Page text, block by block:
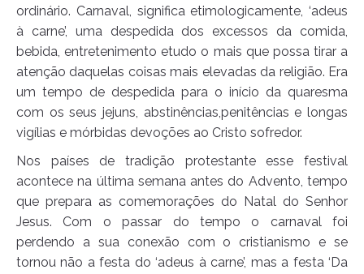
ordinário. Carnaval, significa etimologicamente, ‘adeus
à carne’, uma despedida dos excessos da comida,
bebida, entretenimento etudo o mais que possa tirar a
atenção daquelas coisas mais elevadas da religião. Era
um tempo de despedida para o início da quaresma
com os seus jejuns, abstinências,penitências e longas
vigílias e mórbidas devoções ao Cristo sofredor.
Nos países de tradição protestante esse festival
acontece na última semana antes do Advento, tempo
que prepara as comemorações do Natal do Senhor
Jesus. Com o passar do tempo o carnaval foi
perdendo a sua conexão com o cristianismo e se
tornou não a festa do ‘adeus à carne’, mas a festa ‘Da